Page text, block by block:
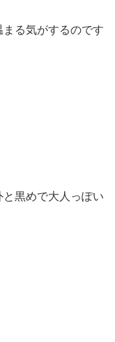
る気がするのです
黒めで大人っぽい